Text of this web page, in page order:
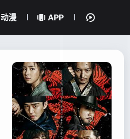
动漫 APP